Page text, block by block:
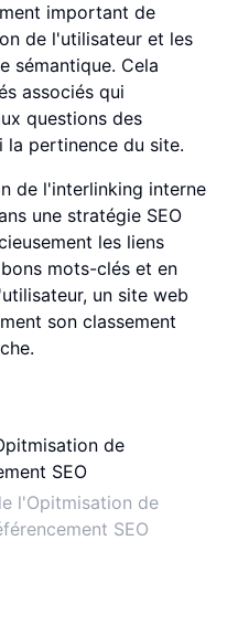
important de
de l'utilisateur et les
sémantique. Cela
associés qui
questions des
la pertinence du site.
de l'interlinking interne
une stratégie SEO
les liens
mots-clés et en
un site web
son classement
l'Opitmisation de
SEO